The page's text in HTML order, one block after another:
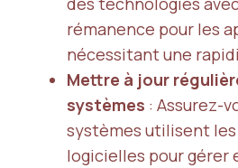
rémanence pour les
nécessitant une
Mettre à jour
systèmes : Assurez-
systèmes utilisent
logicielles pour gérer